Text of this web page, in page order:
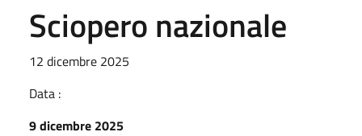
Sciopero nazionale
12 dicembre 2025
Data :
9 dicembre 2025